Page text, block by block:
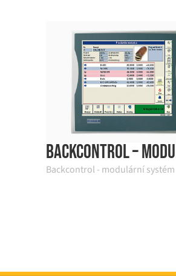
Backcontrol –
Backcontrol - modulární systém